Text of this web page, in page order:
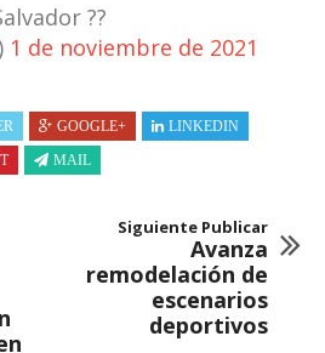
??
1 de noviembre de 2021
GOOGLE+
LINKEDIN
MAIL
Siguiente Publicar
Avanza
remodelación de
escenarios
deportivos